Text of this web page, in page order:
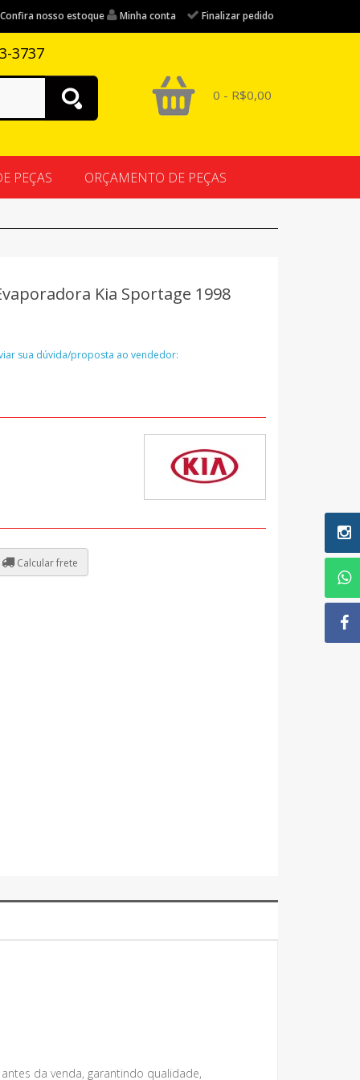
Confira nosso estoque Minha conta Finalizar pedido
3737
0 - R$0,00
PEÇAS ORÇAMENTO DE PEÇAS
Kia Sportage 1998
sua dúvida/proposta ao vendedor:
Calcular frete
da venda, garantindo qualidade,